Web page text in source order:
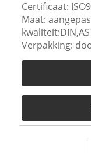
Certificaat:
Maat:
Verpakking: